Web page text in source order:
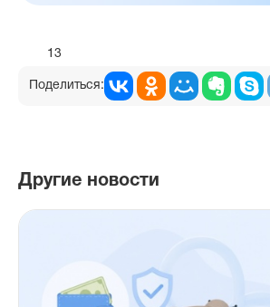
13
Поделиться:
Другие новости